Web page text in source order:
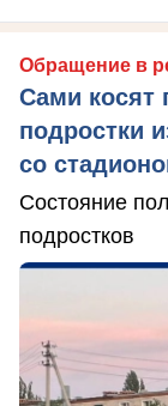
Обращение в
Сами косят
подростки
со
Состояние
подростков